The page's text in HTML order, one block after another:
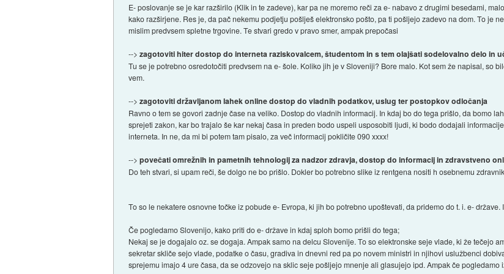
E- poslovanje se je kar razširilo (Klik in te zadeve), kar pa ne moremo reči za e- nabavo z drugimi besedami,
kako razširjene. Res je, da pač nekemu podjetju pošlješ elektronsko pošto, pa ti pošljejo zadevo na dom. To je
mislim predvsem spletne trgovine. Te stvari gredo v pravo smer, ampak prepočasi
-->zagotoviti hiter dostop do interneta raziskovalcem, študentom in s tem olajšati sodelovalno delo in
Tu se je potrebno osredotočiti predvsem na e- šole. Koliko jih je v Sloveniji? Bore malo. Kot sem že napisal, so
vem.
-->zagotoviti državljanom lahek online dostop do vladnih podatkov, uslug ter postopkov odločanja
Ravno o tem se govori zadnje čase na veliko. Dostop do vladnih informacij. In kdaj bo do tega prišlo, da bomo
sprejeti zakon, kar bo trajalo še kar nekaj časa in preden bodo uspeli usposobiti ljudi, ki bodo dodajali
interneta. In ne, da mi bi potem tam pisalo, za več informacij pokličite 090 xxxx!
-->povečati omrežnih in pametnih tehnologij za nadzor zdravja, dostop do informacij in zdravstveno
Do teh stvari, si upam reči, še dolgo ne bo prišlo. Dokler bo potrebno slike iz rentgena nositi h osebnemu
To so le nekatere osnovne točke iz pobude e- Evropa, ki jih bo potrebno upoštevati, da pridemo do t. i. e-
Če pogledamo Slovenijo, kako priti do e- države in kdaj sploh bomo prišli do tega;
Nekaj se je dogajalo oz. se dogaja. Ampak samo na delcu Slovenije. To so elektronske seje vlade, ki že tečejo
sekretar skliče sejo vlade, podatke o času, gradiva in dnevni red pa po novem ministri in njihovi uslužbenci
sprejemu imajo 4 ure časa, da se odzovejo na sklic seje pošljejo mnenje ali glasujejo ipd. Ampak če